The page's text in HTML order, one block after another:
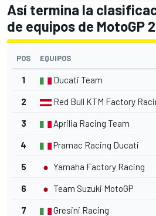
Así termina la
de equipos de MotoGP
POS EQUIPOS
1 Ducati Team
2 Red Bull KTM Factory
3 Aprilia Racing Team
4 Pramac Racing Ducati
5 Yamaha Factory Racing
6 Team Suzuki MotoGP
7 Gresini Racing